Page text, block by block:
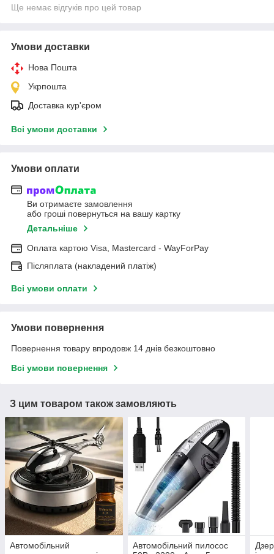
Ще немає відгуків про цей товар
Умови доставки
Нова Пошта
Укрпошта
Доставка кур'єром
Всі умови доставки
Умови оплати
Ви отримаєте замовлення
або гроші повернуться на вашу картку
Детальніше
Оплата картою Visa, Mastercard - WayForPay
Післяплата (накладений платіж)
Всі умови оплати
Умови повернення
Повернення товару впродовж 14 днів безкоштовно
Всі умови повернення
З цим товаром також замовляють
Автомобільний
Автомобільний пилосос